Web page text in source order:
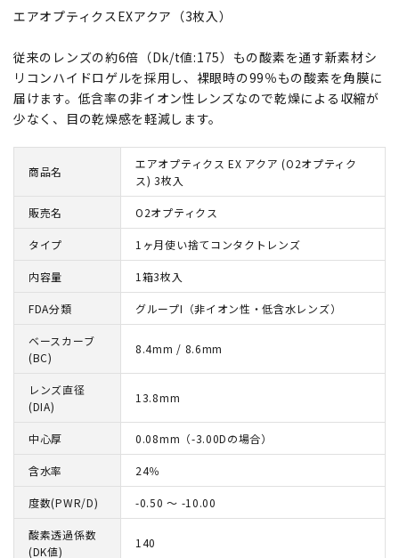
エアオプティクスEXアクア（3枚入）
従来のレンズの約6倍（Dk/t値:175）もの酸素を通す新素材シ
リコンハイドロゲルを採用し、裸眼時の99％もの酸素を角膜に
届けます。低含率の非イオン性レンズなので乾燥による収縮が
少なく、目の乾燥感を軽減します。
商品名
エアオプティクス EX アクア (O2オプティク
ス) 3枚入
販売名 O2オプティクス
タイプ 1ヶ月使い捨てコンタクトレンズ
内容量 1箱3枚入
FDA分類 グループI（非イオン性・低含水レンズ）
ベースカーブ
(BC)
8.4mm / 8.6mm
レンズ直径
(DIA)
13.8mm
中心厚 0.08mm（-3.00Dの場合）
含水率 24％
度数(PWR/D) -0.50 ～ -10.00
酸素透過係数
(DK値)
140